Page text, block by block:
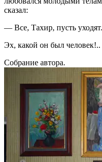
сказал:
— Все, Тахир, пусть уходят.
Эх, какой он был человек!..
Собрание автора.